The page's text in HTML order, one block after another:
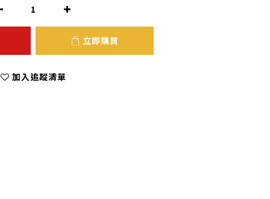
立即購買
加入追蹤清單